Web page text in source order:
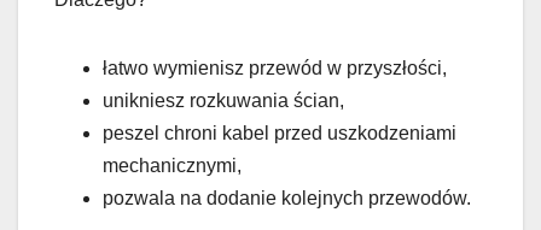
łatwo wymienisz przewód w przyszłości,
unikniesz rozkuwania ścian,
peszel chroni kabel przed uszkodzeniami
mechanicznymi,
pozwala na dodanie kolejnych przewodów.